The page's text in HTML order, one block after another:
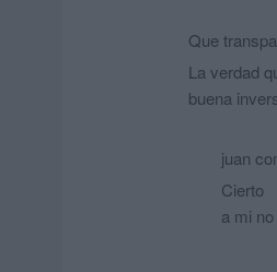
Que
La verdad
buena
juan
Cierto
a mi